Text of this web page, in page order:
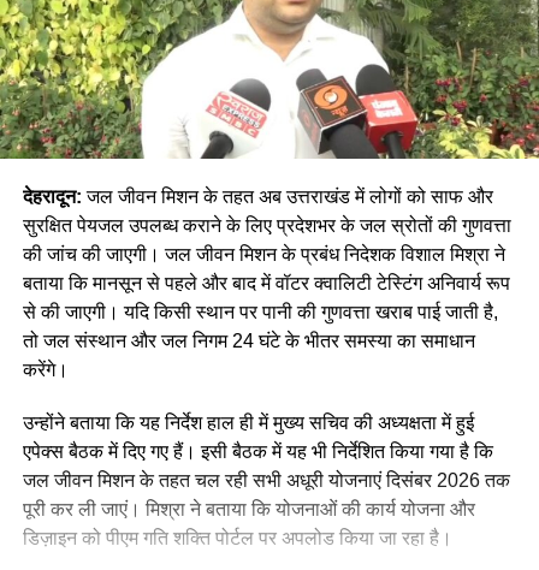
देहरादून: जल जीवन मिशन के तहत अब उत्तराखंड में लोगों को साफ और
सुरक्षित पेयजल उपलब्ध कराने के लिए प्रदेशभर के जल स्रोतों की गुणवत्ता
की जांच की जाएगी। जल जीवन मिशन के प्रबंध निदेशक विशाल मिश्रा ने
बताया कि मानसून से पहले और बाद में वॉटर क्वालिटी टेस्टिंग अनिवार्य रूप
से की जाएगी। यदि किसी स्थान पर पानी की गुणवत्ता खराब पाई जाती है,
तो जल संस्थान और जल निगम 24 घंटे के भीतर समस्या का समाधान
करेंगे।
उन्होंने बताया कि यह निर्देश हाल ही में मुख्य सचिव की अध्यक्षता में हुई
एपेक्स बैठक में दिए गए हैं। इसी बैठक में यह भी निर्देशित किया गया है कि
जल जीवन मिशन के तहत चल रही सभी अधूरी योजनाएं दिसंबर 2026 तक
पूरी कर ली जाएं। मिश्रा ने बताया कि योजनाओं की कार्य योजना और
डिज़ाइन को पीएम गति शक्ति पोर्टल पर अपलोड किया जा रहा है।